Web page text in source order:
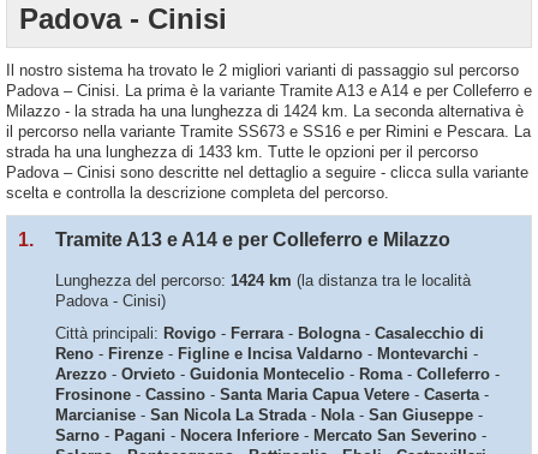
Padova - Cinisi
Il nostro sistema ha trovato le 2 migliori varianti di passaggio sul percorso
Padova – Cinisi. La prima è la variante Tramite A13 e A14 e per Colleferro e
Milazzo - la strada ha una lunghezza di 1424 km. La seconda alternativa è
il percorso nella variante Tramite SS673 e SS16 e per Rimini e Pescara. La
strada ha una lunghezza di 1433 km. Tutte le opzioni per il percorso
Padova – Cinisi sono descritte nel dettaglio a seguire - clicca sulla variante
scelta e controlla la descrizione completa del percorso.
1. Tramite A13 e A14 e per Colleferro e Milazzo
Lunghezza del percorso: 1424 km (la distanza tra le località
Padova - Cinisi)
Città principali: Rovigo - Ferrara- Bologna- Casalecchio di
Reno - Firenze - Figline e Incisa Valdarno - Montevarchi -
Arezzo - Orvieto - Guidonia Montecelio - Roma- Colleferro -
Frosinone - Cassino - Santa Maria Capua Vetere - Caserta-
Marcianise - San Nicola La Strada- Nola- San Giuseppe -
Sarno - Pagani - Nocera Inferiore - Mercato San Severino -